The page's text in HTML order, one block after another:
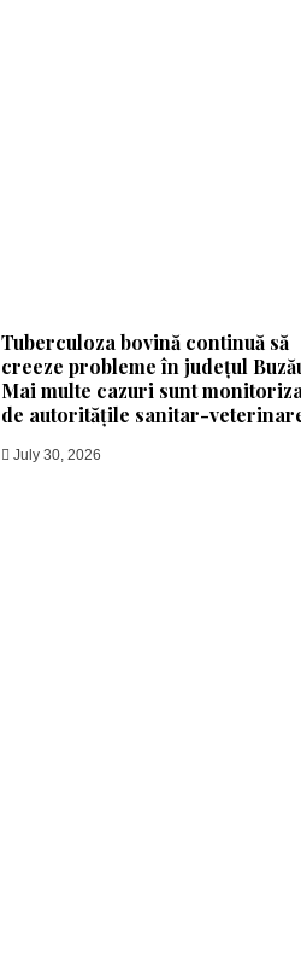
Tuberculoza bovină continuă să
creeze probleme în județul
Mai multe cazuri sunt
de autoritățile sanitar-
July 30, 2026